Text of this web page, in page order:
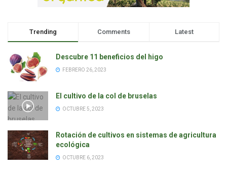
Trending Comments Latest
Descubre 11 beneficios del higo
FEBRERO 26, 2023
El cultivo de la col de bruselas
OCTUBRE 5, 2023
Rotación de cultivos en sistemas de agricultura
ecológica
OCTUBRE 6, 2023